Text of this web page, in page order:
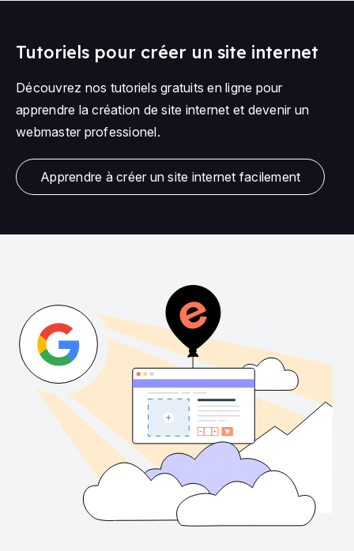
Tutoriels pour créer un site internet
Découvrez nos tutoriels gratuits en ligne pour
apprendre la création de site internet et devenir un
webmaster professionel.
Apprendre à créer un site internet facilement